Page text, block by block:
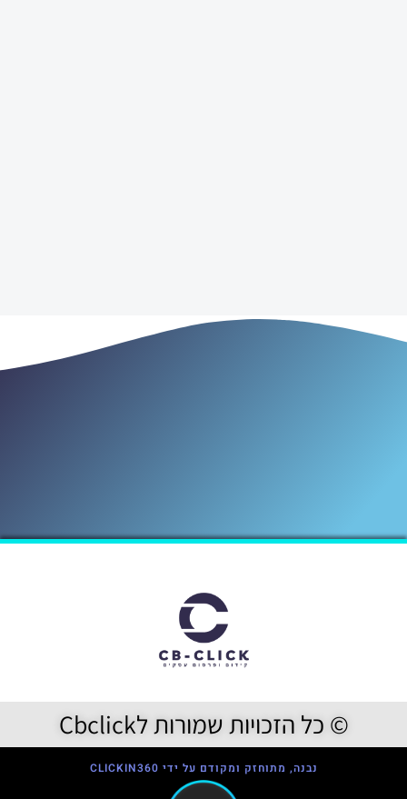
© כל הזכויות שמורות לCbclick
נבנה, מתוחזק ומקודם על ידי CLICKIN360